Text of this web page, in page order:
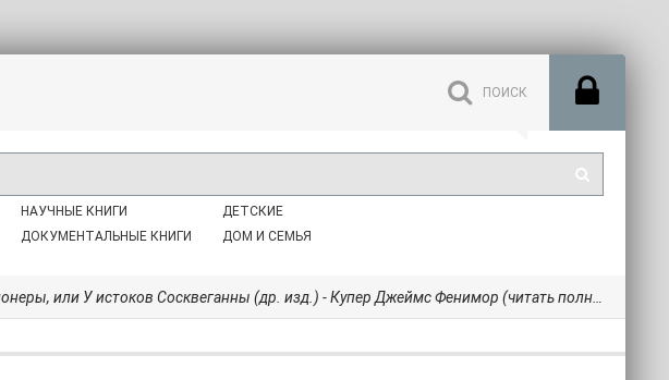
НАУЧНЫЕ КНИГИ
ДОКУМЕНТАЛЬНЫЕ КНИГИ
ДЕТСКИЕ
ДОМ И СЕМЬЯ
или У истоков Сосквеганны (др. изд.) - Купер Джеймс Фенимор (читать полные книги онлайн бесплатно .TXT) 📗